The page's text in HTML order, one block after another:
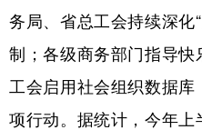
务局、省总工会持续深化
制；各级商务部门指导
工会启用社会组织数据
项行动。据统计，今年